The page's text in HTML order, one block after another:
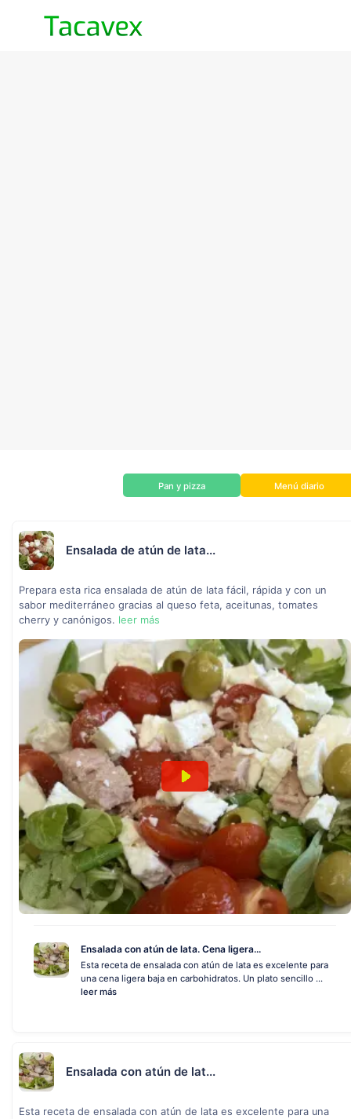
Pan y pizza Menú diario
Ensalada de atún de lata...
Prepara esta rica ensalada de atún de lata fácil, rápida y con un
sabor mediterráneo gracias al queso feta, aceitunas, tomates
cherry y canónigos. leer más
Ensalada con atún de lata. Cena ligera...
Esta receta de ensalada con atún de lata es excelente para
una cena ligera baja en carbohidratos. Un plato sencillo ...
leer más
Ensalada con atún de lat...
Esta receta de ensalada con atún de lata es excelente para una